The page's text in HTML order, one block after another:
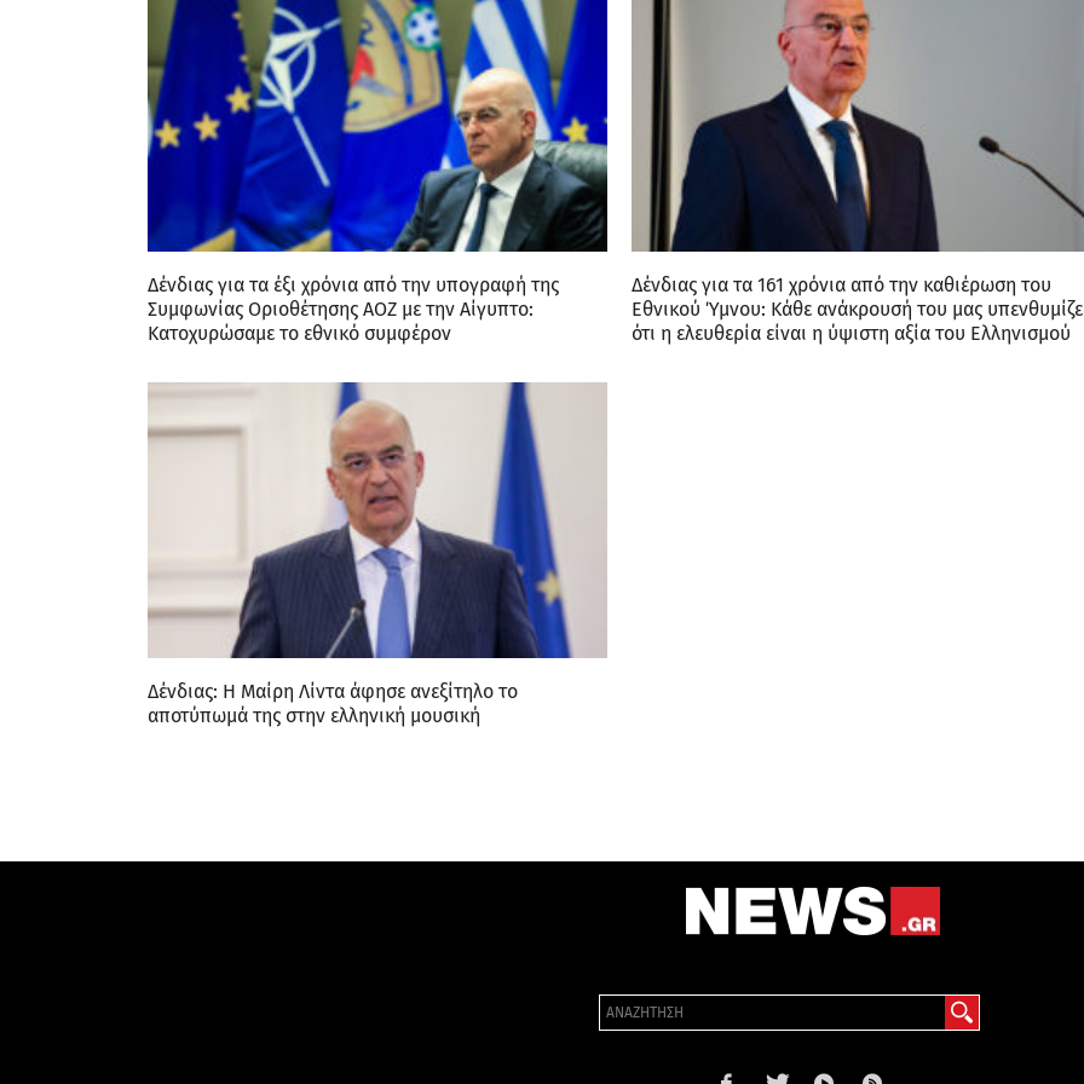
Δένδιας για τα έξι χρόνια από την υπογραφή της
Συμφωνίας Οριοθέτησης ΑΟΖ με την Αίγυπτο:
Κατοχυρώσαμε το εθνικό συμφέρον
Δένδιας για τα 161 χρόνια από την καθιέρωση του
Εθνικού Ύμνου: Κάθε ανάκρουσή του μας
ότι η ελευθερία είναι η ύψιστη αξία του Ελληνισμού
Δένδιας: Η Μαίρη Λίντα άφησε ανεξίτηλο το
αποτύπωμά της στην ελληνική μουσική